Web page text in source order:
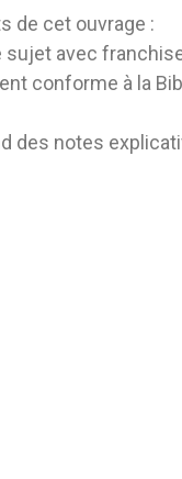
de cet ouvrage :
sujet avec
conforme à la
des notes